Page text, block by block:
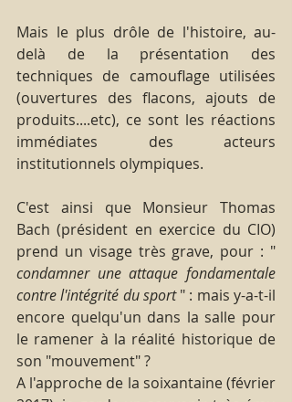
Mais le plus drôle de l'histoire, au-
delà de la présentation des
techniques de camouflage utilisées
(ouvertures des flacons, ajouts de
produits....etc), ce sont les réactions
immédiates des acteurs
institutionnels olympiques.
C'est ainsi que Monsieur Thomas
Bach (président en exercice du CIO)
condamner une attaque fondamentale
contre l'intégrité du sport " : mais y-a-t-il
encore quelqu'un dans la salle pour
le ramener à la réalité historique de
son "mouvement" ?
A l'approche de la soixantaine (février